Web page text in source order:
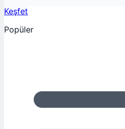
Keşfet
Popüler